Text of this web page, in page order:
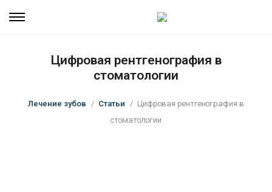
Цифровая рентгенография в
стоматологии
Лечение зубов Статьи
Цифровая рентгенография в
стоматологии